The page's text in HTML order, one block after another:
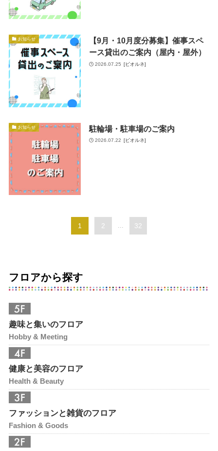
お知らせ
【9月・10月度分募集】催事スペ
ース貸出のご案内（屋内・屋外）
2026.07.25 [ビオルネ]
お知らせ 駐輪場・駐車場のご案内
2026.07.22 [ビオルネ]
1 2 ... 32
フロアから探す
趣味と集いのフロア
Hobby & Meeting
健康と美容のフロア
Health & Beauty
ファッションと雑貨のフロア
Fashion & Goods